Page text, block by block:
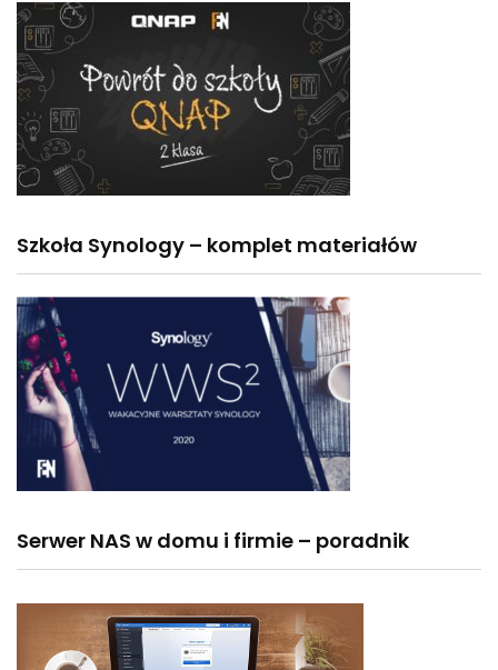
Szkoła Synology – komplet materiałów
Serwer NAS w domu i firmie – poradnik